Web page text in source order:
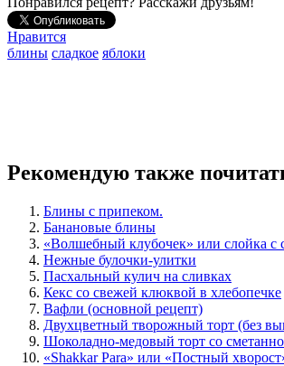
Нравится
блины сладкое яблоки
Рекомендую также
Блины с припеком.
Банановые блины
«Волшебный клубочек» или слойка с
Нежные булочки-улитки
Пасхальный кулич на сливках
Кекс со свежей клюквой в хлебопечке
Вафли (основной рецепт)
Двухцветный творожный торт (без
Шоколадно-медовый торт со
«Shakkar Para» или «Постный